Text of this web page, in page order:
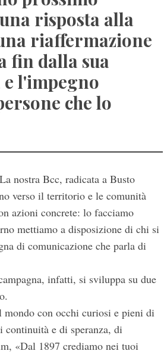
risposta alla
riaffermazione
fin dalla sua
e l'impegno
che lo
nostra Bcc, radicata a Busto
verso il territorio e le comunità
azioni concrete: lo facciamo
mettiamo a disposizione di chi si
di comunicazione che parla di
infatti, si sviluppa su due
mondo con occhi curiosi e pieni di
e di speranza, di
«Dal 1897 crediamo nei tuoi